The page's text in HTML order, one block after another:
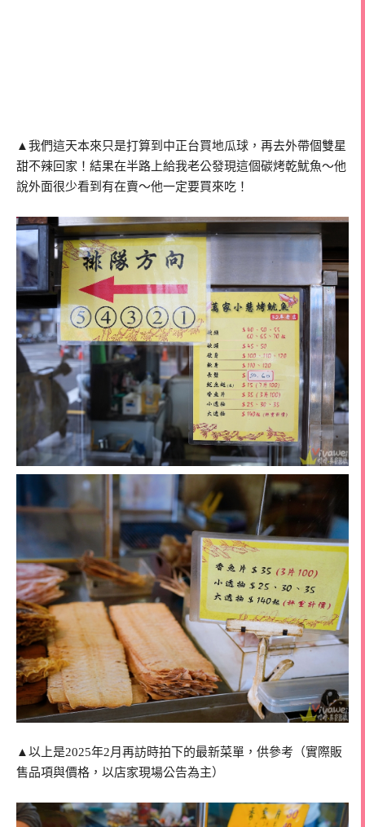
▲我們這天本來只是打算到中正台買地瓜球，再去外帶個雙星
甜不辣回家！結果在半路上給我老公發現這個碳烤乾魷魚～他
說外面很少看到有在賣～他一定要買來吃！
▲以上是2025年2月再訪時拍下的最新菜單，供參考（實際販
售品項與價格，以店家現場公告為主）